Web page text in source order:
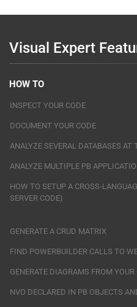
Visual Expert
HOW TO
INSPECT YOUR CODE
DOCUMENT YOUR CODE
ANALYZE SEVERAL DATABASES AT
ANALYZE MULTIPLE PB
HOW TO SETUP A CROSS-
SERVER CODE)
GENERATE A CRUD MATRIX
FIND POWERBUILDER CALLS TO
GENERATE DIAGRAMS FROM YOUR
NVO DECLARED IN PB OBJECTS